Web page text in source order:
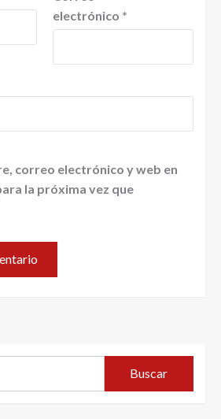
electrónico *
correo electrónico y web en
la próxima vez que